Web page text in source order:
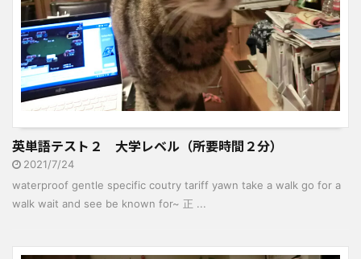
英単語テスト２ 大学レベル（所要時間２分）
2021/7/24
waterproof gentle specific coutry tariff yawn take a walk go for a
walk wait and see be known for~ 正 ...